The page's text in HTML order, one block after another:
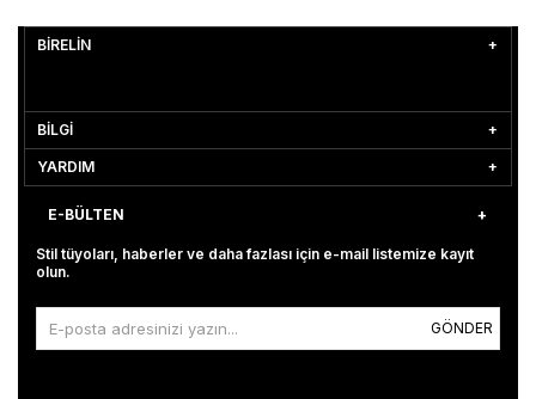
BİRELİN
BİLGİ
YARDIM
E-BÜLTEN
Stil tüyoları, haberler ve daha fazlası için e-mail listemize kayıt
olun.
GÖNDER